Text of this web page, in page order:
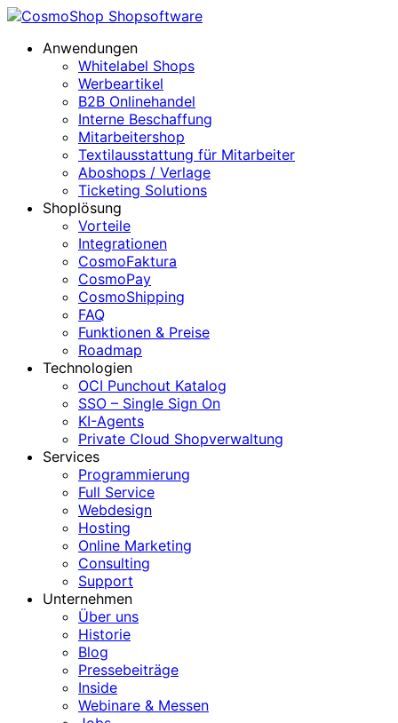
Anwendungen
Whitelabel Shops
Werbeartikel
B2B Onlinehandel
Interne Beschaffung
Mitarbeitershop
Textilausstattung für Mitarbeiter
Aboshops / Verlage
Ticketing Solutions
Shoplösung
Vorteile
Integrationen
CosmoFaktura
CosmoPay
CosmoShipping
FAQ
Funktionen & Preise
Roadmap
Technologien
OCI Punchout Katalog
SSO – Single Sign On
KI-Agents
Private Cloud Shopverwaltung
Services
Programmierung
Full Service
Webdesign
Hosting
Online Marketing
Consulting
Support
Unternehmen
Über uns
Historie
Blog
Pressebeiträge
Inside
Webinare & Messen